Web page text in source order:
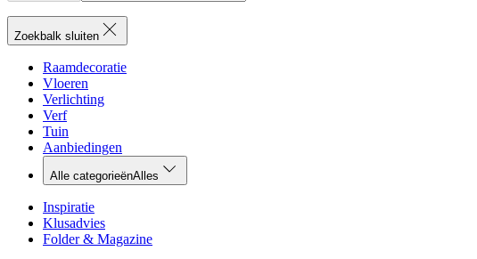
Zoekbalk sluiten
Raamdecoratie
Vloeren
Verlichting
Verf
Tuin
Aanbiedingen
Alle categorieënAlles
Inspiratie
Klusadvies
Folder & Magazine